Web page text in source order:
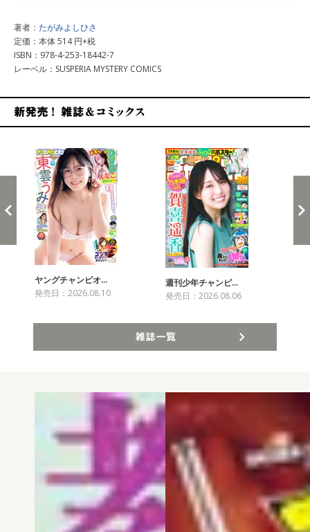
著者： たがみよしひさ
定価：本体 514 円+税
ISBN：978-4-253-18442-7
レーベル：SUSPERIA MYSTERY COMICS
ヤングチャンピオ…
発売日：2026.08.10
週刊少年チャンピ…
発売日：2026.08.06